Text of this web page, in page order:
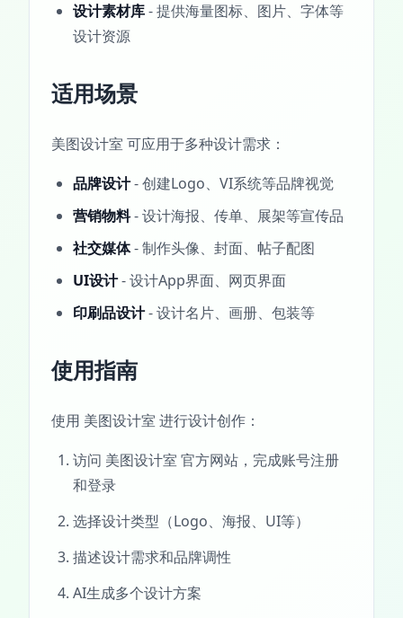
设计素材库- 提供海量图标、图片、字体等
设计资源
适用场景
美图设计室 可应用于多种设计需求：
品牌设计- 创建Logo、VI系统等品牌视觉
营销物料- 设计海报、传单、展架等宣传品
社交媒体- 制作头像、封面、帖子配图
UI设计- 设计App界面、网页界面
印刷品设计- 设计名片、画册、包装等
使用指南
使用 美图设计室 进行设计创作：
访问 美图设计室 官方网站，完成账号注册
和登录
选择设计类型（Logo、海报、UI等）
描述设计需求和品牌调性
AI生成多个设计方案